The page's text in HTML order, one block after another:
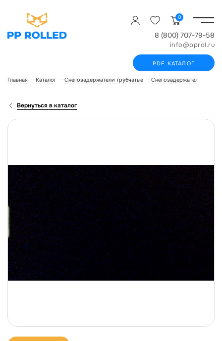
0
8 (800) 707-79-58
info@pprol.ru
PDF КАТАЛОГ
Главная Каталог Снегозадержатели трубчатые Снегозадержатели для
Вернуться в каталог